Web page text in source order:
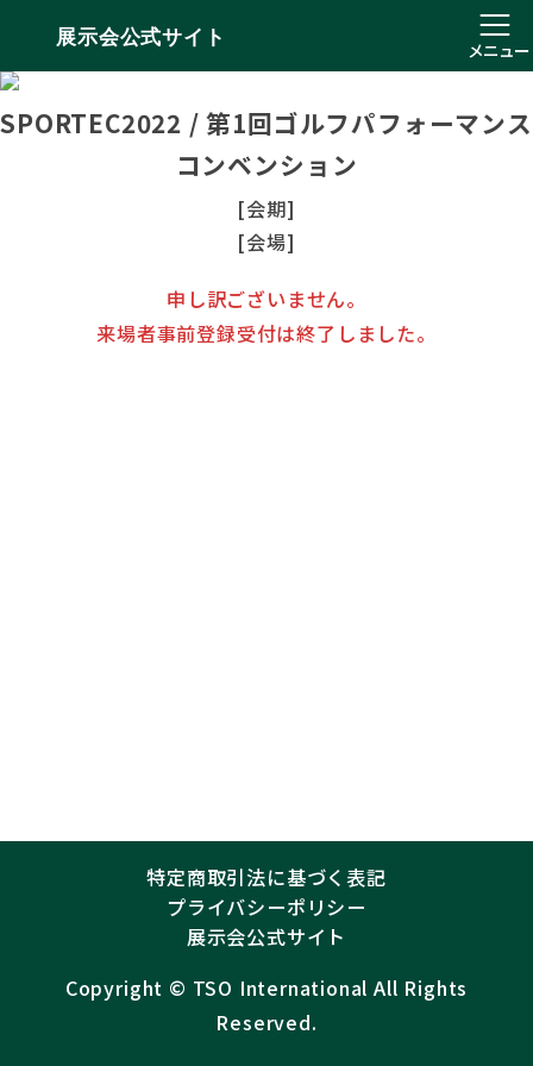
展示会公式サイト
メニュー
SPORTEC2022 / 第1回ゴルフパフォーマンス
コンベンション
[会期]
[会場]
申し訳ございません。
来場者事前登録受付は終了しました。
特定商取引法に基づく表記
プライバシーポリシー
展示会公式サイト
Copyright ©︎ TSO International All Rights
Reserved.